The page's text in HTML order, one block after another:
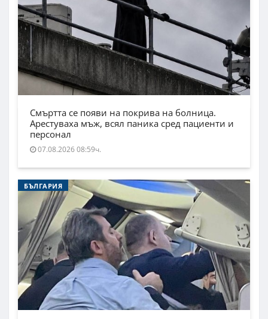
Смъртта се появи на покрива на болница.
Арестуваха мъж, всял паника сред пациенти и
персонал
07.08.2026 08:59ч.
БЪЛГАРИЯ